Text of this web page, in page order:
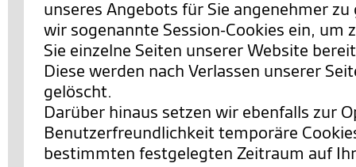
unseres Angebots für Sie angenehmer
wir sogenannte Session-Cookies ein, um
Sie einzelne Seiten unserer Website
Diese werden nach Verlassen unserer
gelöscht.
Darüber hinaus setzen wir ebenfalls zur
Benutzerfreundlichkeit temporäre
bestimmten festgelegten Zeitraum auf